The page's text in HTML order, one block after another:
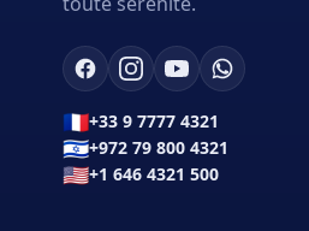
🇫🇷+33 9 7777 4321
🇮🇱+972 79 800 4321
🇺🇸+1 646 4321 500